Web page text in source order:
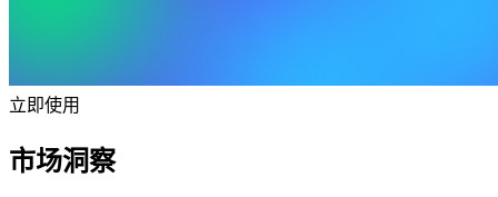
立即使用
市场洞察